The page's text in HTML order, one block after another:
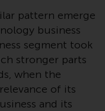
die
oder das
vom
In Bezug
in
pattern emerge
business
segment took
stronger parts
when the
of its
and its